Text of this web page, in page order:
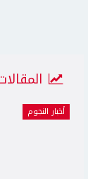
أخبار النجوم